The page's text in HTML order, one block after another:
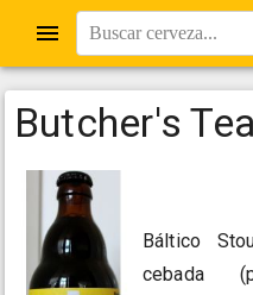
Buscar cerveza...
Butcher's
Báltico
cebada